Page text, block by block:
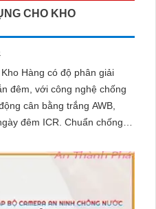
CHO KHO
Hàng có độ phân giải
đêm, với công nghệ chống
cân bằng trắng AWB,
Chuẩn chống